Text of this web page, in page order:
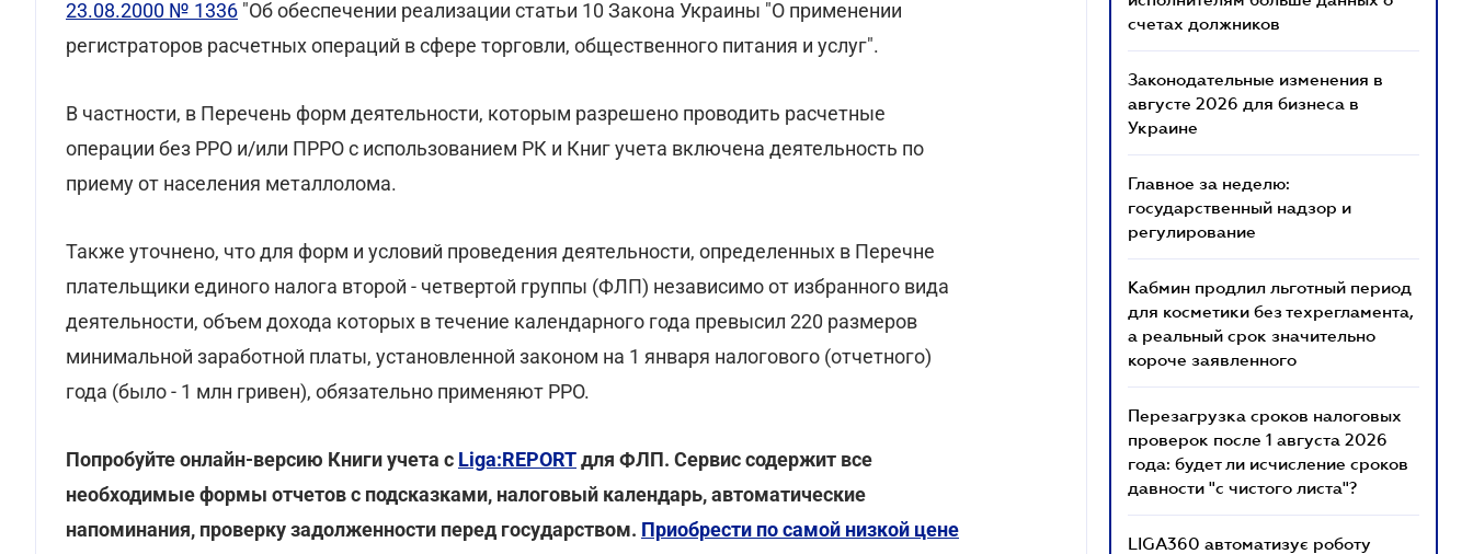
23.08.2000 № 1336 "Об обеспечении реализации статьи 10 Закона Украины "О применении
регистраторов расчетных операций в сфере торговли, общественного питания и услуг".
В частности, в Перечень форм деятельности, которым разрешено проводить расчетные
операции без РРО и/или ПРРО с использованием РК и Книг учета включена деятельность по
приему от населения металлолома.
Также уточнено, что для форм и условий проведения деятельности, определенных в Перечне
плательщики единого налога второй - четвертой группы (ФЛП) независимо от избранного вида
деятельности, объем дохода которых в течение календарного года превысил 220 размеров
минимальной заработной платы, установленной законом на 1 января налогового (отчетного)
года (было - 1 млн гривен), обязательно применяют РРО.
Попробуйте онлайн-версию Книги учета с Liga:REPORTдля ФЛП. Сервис содержит все
необходимые формы отчетов с подсказками, налоговый календарь, автоматические
напоминания, проверку задолженности перед государством. Приобрести по самой низкой цене
счетах должников
Законодательные изменения в
августе 2026 для бизнеса в
Украине
Главное за неделю:
государственный надзор и
регулирование
Кабмин продлил льготный период
для косметики без техрегламента,
а реальный срок значительно
короче заявленного
Перезагрузка сроков налоговых
проверок после 1 августа 2026
года: будет ли исчисление сроков
давности "с чистого листа"?
LIGA360 автоматизує роботу